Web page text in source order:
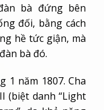
bà đứng bên
đối, bằng cách
hề tức giận, mà
bà đó.
1 năm 1807. Cha
(biệt danh “Light